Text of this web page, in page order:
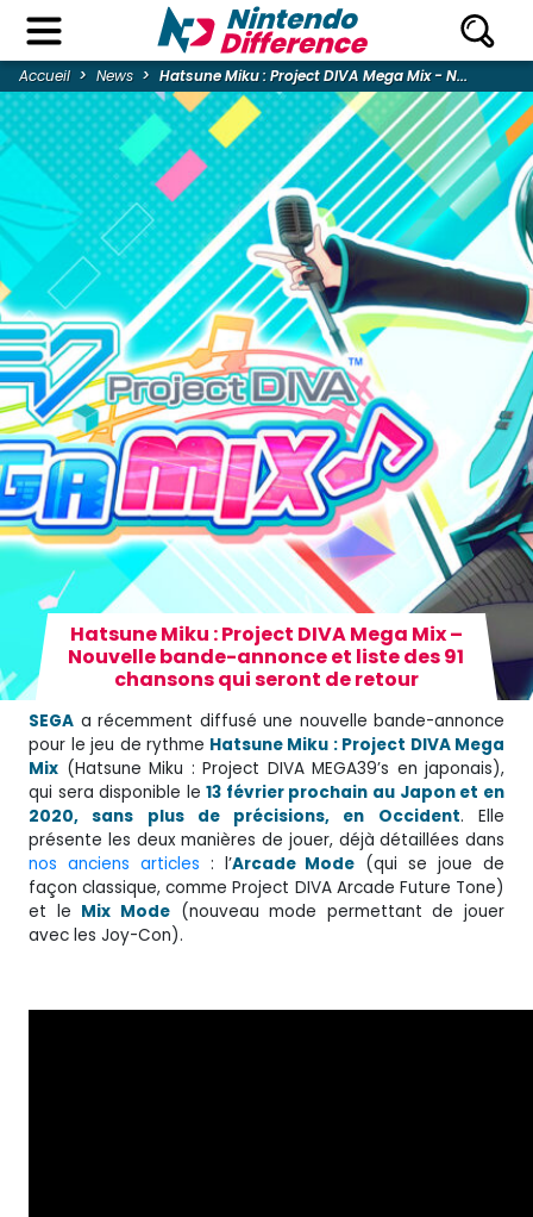
Accueil News Hatsune Miku : Project DIVA Mega Mix - N...
Hatsune Miku : Project DIVA Mega Mix –
Nouvelle bande-annonce et liste des 91
chansons qui seront de retour
SEGA a récemment diffusé une nouvelle bande-annonce
pour le jeu de rythme Hatsune Miku : Project DIVA Mega
Mix (Hatsune Miku : Project DIVA MEGA39’s en japonais),
qui sera disponible le 13 février prochain au Japon et en
2020, sans plus de précisions, en Occident. Elle
présente les deux manières de jouer, déjà détaillées dans
nos anciens articles : l’Arcade Mode (qui se joue de
façon classique, comme Project DIVA Arcade Future Tone)
et le Mix Mode(nouveau mode permettant de jouer
avec les Joy-Con).